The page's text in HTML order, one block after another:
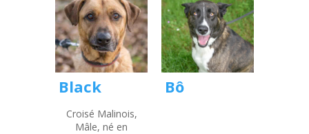
Black
Croisé Malinois,
Mâle, né en
Bô